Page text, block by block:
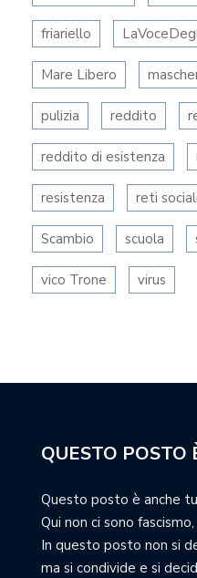
friariello
Mare Libero
pulizia reddito
reddito di esistenza
resistenza reti sociali
Scambio scuola
vico Trone virus
QUESTO POSTO
Questo posto è anche
Qui non ci sono
In questo posto non si
ma si condivide e si